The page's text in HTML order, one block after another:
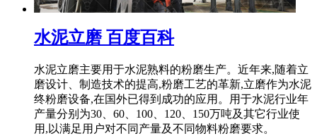
水泥立磨 百度百科
水泥立磨主要用于水泥熟料的粉磨生产。近年来,随着立
磨设计、制造技术的提高,粉磨工艺的革新,立磨作为水泥
终粉磨设备,在国外已得到成功的应用。用于水泥行业年
产量分别为30、60、100、120、150万吨及其它行业使
用,以满足用户对不同产量及不同物料粉磨要求。